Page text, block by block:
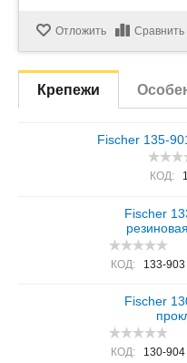
Отложить Сравнить
Крепежи
Fischer 135-
КОД:
Fischer
КОД: 133-903
Fischer
КОД: 130-904